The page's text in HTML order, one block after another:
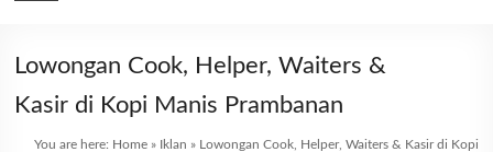
Lowongan Cook, Helper, Waiters &
Kasir di Kopi Manis Prambanan
You are here: Home» Iklan » Lowongan Cook, Helper, Waiters & Kasir di Kopi